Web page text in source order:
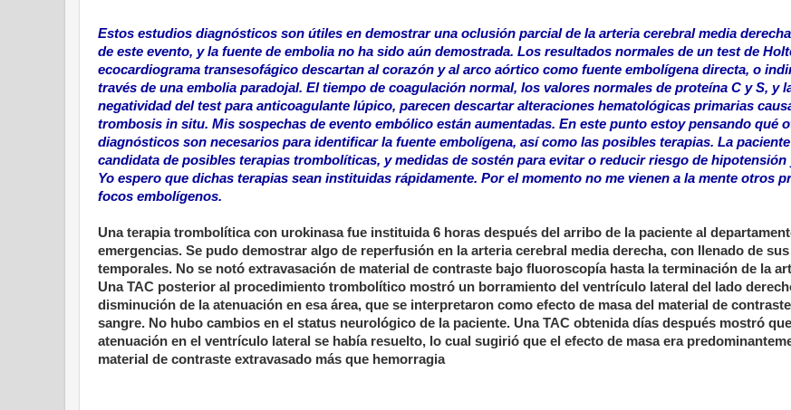
Estos estudios diagnósticos son útiles en demostrar una oclusión parcial de la arteria cerebral media
de este evento, y la fuente de embolia no ha sido aún demostrada. Los resultados normales de un test de
ecocardiograma transesofágico descartan al corazón y al arco aórtico como fuente embolígena directa, o
través de una embolia paradojal. El tiempo de coagulación normal, los valores normales de proteína C y S, y
negatividad del test para anticoagulante lúpico, parecen descartar alteraciones hematológicas primarias
trombosis in situ. Mis sospechas de evento embólico están aumentadas. En este punto estoy pensando qué
diagnósticos son necesarios para identificar la fuente embolígena, así como las posibles terapias. La
candidata de posibles terapias trombolíticas, y medidas de sostén para evitar o reducir riesgo de hipotensión
Yo espero que dichas terapias sean instituidas rápidamente. Por el momento no me vienen a la mente otros
focos embolígenos.
Una terapia trombolítica con urokinasa fue instituida 6 horas después del arribo de la paciente al
emergencias. Se pudo demostrar algo de reperfusión en la arteria cerebral media derecha, con llenado de
temporales. No se notó extravasación de material de contraste bajo fluoroscopía hasta la terminación de la
Una TAC posterior al procedimiento trombolítico mostró un borramiento del ventrículo lateral del lado
disminución de la atenuación en esa área, que se interpretaron como efecto de masa del material de
sangre. No hubo cambios en el status neurológico de la paciente. Una TAC obtenida días después mostró
atenuación en el ventrículo lateral se había resuelto, lo cual sugirió que el efecto de masa era
material de contraste extravasado más que hemorragia